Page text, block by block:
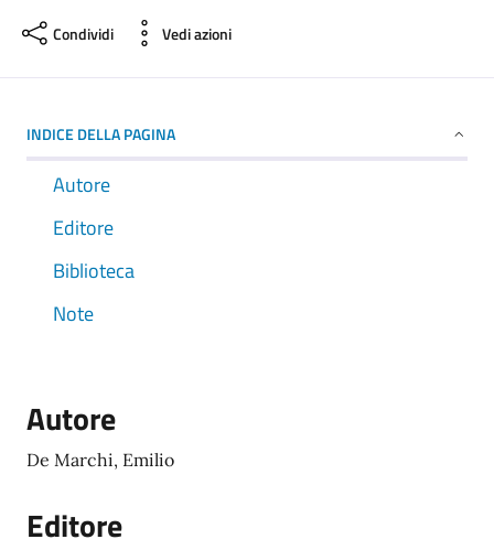
Condividi Vedi azioni
INDICE DELLA PAGINA
Autore
Editore
Biblioteca
Note
Autore
De Marchi, Emilio
Editore